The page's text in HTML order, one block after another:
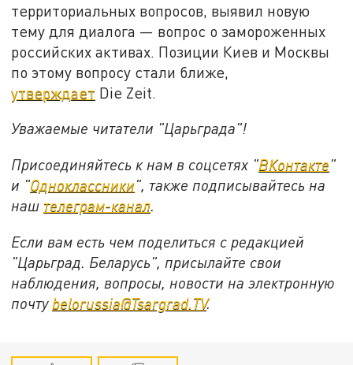
территориальных вопросов, выявил новую
тему для диалога — вопрос о замороженных
российских активах. Позиции Киев и Москвы
по этому вопросу стали ближе,
утверждает Die Zeit.
Уважаемые читатели "Царьграда"!
Присоединяйтесь к нам в соцсетях "ВКонтакте"
и "Одноклассники", также подписывайтесь на
наш телеграм-канал.
Если вам есть чем поделиться с редакцией
"Царьград. Беларусь", присылайте свои
наблюдения, вопросы, новости на электронную
почту belorussia@Tsargrad.TV.